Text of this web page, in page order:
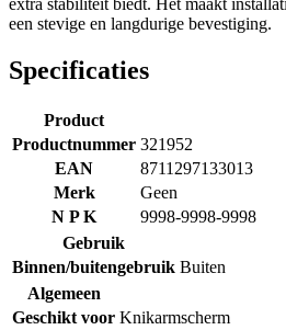
een stevige en langdurige bevestiging.
Specificaties
Product
Productnummer 321952
EAN
8711297133013
Merk
Geen
N P K
9998-9998-9998
Gebruik
Binnen/buitengebruik Buiten
Algemeen
Geschikt voor Knikarmscherm